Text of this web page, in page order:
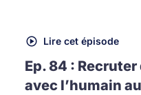
Lire cet épisode
Ep. 84 :
avec l’humain